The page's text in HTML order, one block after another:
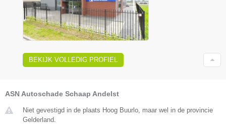
BEKIJK VOLLEDIG PROFIEL
ASN Autoschade Schaap Andelst
Niet gevestigd in de plaats Hoog Buurlo, maar wel in de provincie
Gelderland.